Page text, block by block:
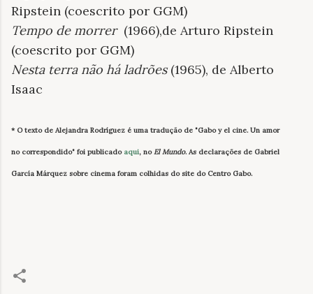
Ripstein (coescrito por GGM)
Tempo de morrer (1966),de Arturo Ripstein
(coescrito por GGM)
Nesta terra não há ladrões(1965), de Alberto
Isaac
* O texto de Alejandra Rodríguez é uma tradução de "Gabo y el cine. Un amor
no correspondido" foi publicado aqui, noEl Mundo. As declarações de Gabriel
García Márquez sobre cinema foram colhidas do site do Centro Gabo.